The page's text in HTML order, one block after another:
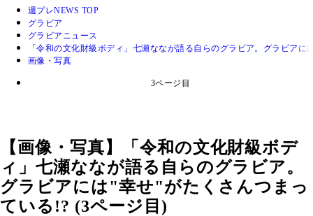
週プレNEWS TOP
グラビア
グラビアニュース
「令和の文化財級ボディ」七瀬ななが語る自らのグラビア。グラビア
画像・写真
3ページ目
【画像・写真】「令和の文化財級ボデ
ィ」七瀬ななが語る自らのグラビア。
グラビアには"幸せ"がたくさんつまっ
ている!? (3ページ目)